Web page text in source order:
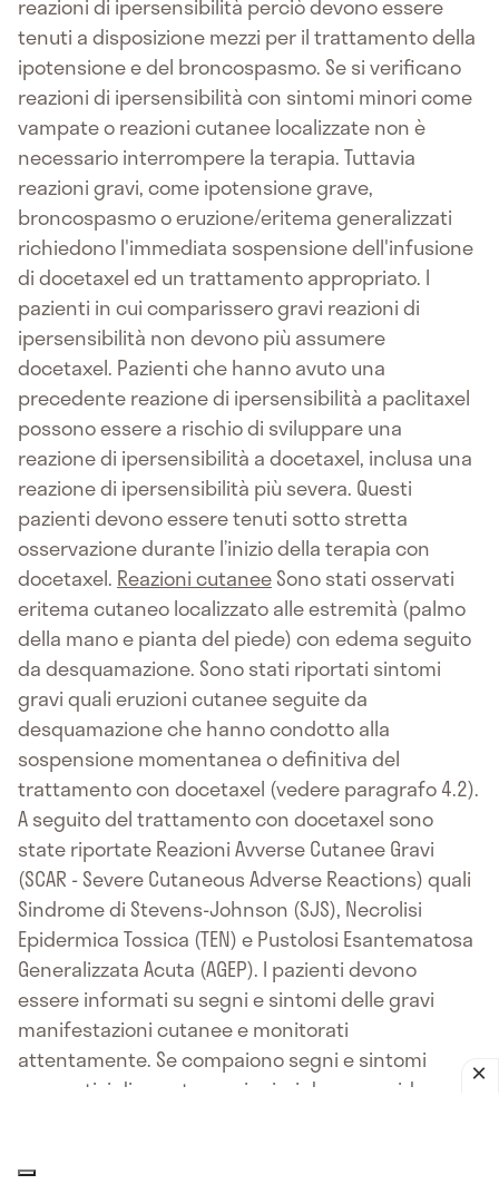
reazioni di ipersensibilità perciò devono essere
tenuti a disposizione mezzi per il trattamento della
ipotensione e del broncospasmo. Se si verificano
reazioni di ipersensibilità con sintomi minori come
vampate o reazioni cutanee localizzate non è
necessario interrompere la terapia. Tuttavia
reazioni gravi, come ipotensione grave,
broncospasmo o eruzione/eritema generalizzati
richiedono l'immediata sospensione dell'infusione
di docetaxel ed un trattamento appropriato. I
pazienti in cui comparissero gravi reazioni di
ipersensibilità non devono più assumere
docetaxel. Pazienti che hanno avuto una
precedente reazione di ipersensibilità a paclitaxel
possono essere a rischio di sviluppare una
reazione di ipersensibilità a docetaxel, inclusa una
reazione di ipersensibilità più severa. Questi
pazienti devono essere tenuti sotto stretta
osservazione durante l’inizio della terapia con
docetaxel. Reazioni cutaneeSono stati osservati
eritema cutaneo localizzato alle estremità (palmo
della mano e pianta del piede) con edema seguito
da desquamazione. Sono stati riportati sintomi
gravi quali eruzioni cutanee seguite da
desquamazione che hanno condotto alla
sospensione momentanea o definitiva del
trattamento con docetaxel (vedere paragrafo 4.2).
A seguito del trattamento con docetaxel sono
state riportate Reazioni Avverse Cutanee Gravi
(SCAR - Severe Cutaneous Adverse Reactions) quali
Sindrome di Stevens-Johnson (SJS), Necrolisi
Epidermica Tossica (TEN) e Pustolosi Esantematosa
Generalizzata Acuta (AGEP). I pazienti devono
essere informati su segni e sintomi delle gravi
manifestazioni cutanee e monitorati
attentamente. Se compaiono segni e sintomi
suggestivi di queste reazioni, si deve considerare
versamento pleurico, pericardico e ascite, devono